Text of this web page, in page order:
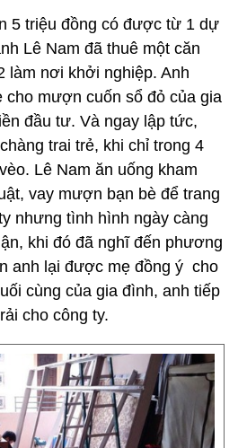
5 triệu đồng có được từ 1 dự
Lê Nam đã thuê một căn
làm nơi khởi nghiệp. Anh
mượn cuốn sổ đỏ của gia
đầu tư. Và ngay lập tức,
trai trẻ, khi chỉ trong 4
Lê Nam ăn uống kham
vay mượn bạn bè để trang
nhưng tình hình ngày càng
khi đó đã nghĩ đến phương
anh lại được mẹ đồng ý cho
cùng của gia đình, anh tiếp
cho công ty.